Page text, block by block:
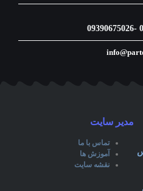
مدیر سایت
تماس با ما
آموزش ها
نقشه سایت